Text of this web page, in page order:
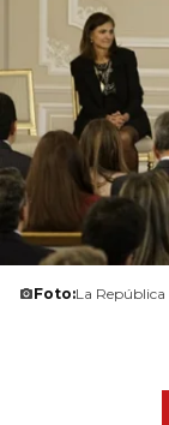
Foto:La República